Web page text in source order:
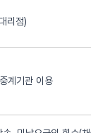
리점)
계기관 이용